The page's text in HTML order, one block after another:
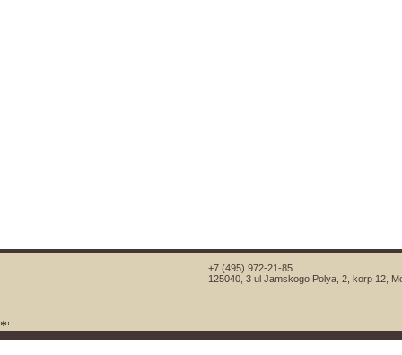
+7 (495) 972-21-85
125040, 3 ul Jamskogo Polya, 2, korp 12,